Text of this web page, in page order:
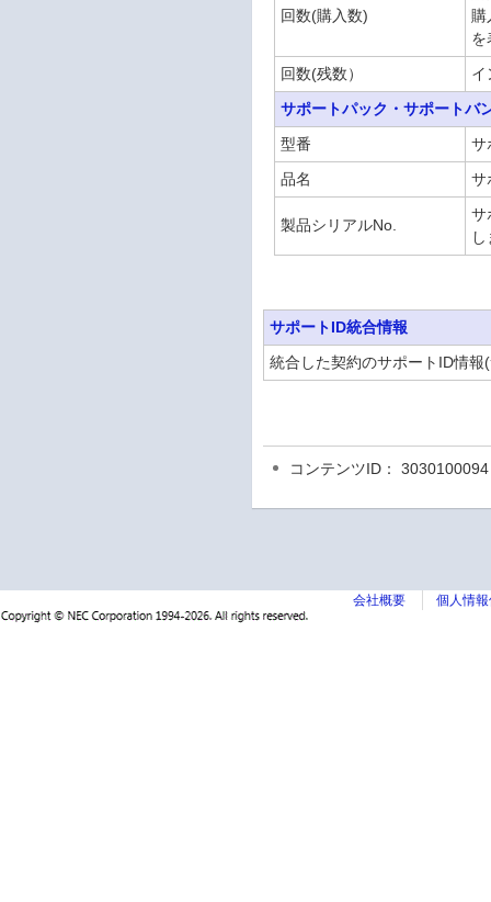
回数(購入数)
購
を
回数(残数）
イ
サポートパック・サポートバ
型番
サ
品名
サ
製品シリアルNo.
サ
サポートID統合情報
統合した契約のサポートID情報
コンテンツID： 3030100094
会社概要 個人情